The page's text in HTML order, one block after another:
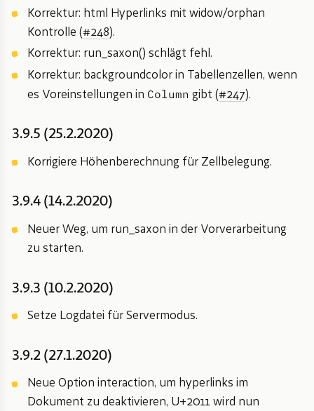
Korrektur: html Hyperlinks mit widow/orphan
Kontrolle (#248).
Korrektur: run_saxon() schlägt fehl.
Korrektur: backgroundcolor in Tabellenzellen, wenn
es Voreinstellungen in Column gibt (#247).
3.9.5 (25.2.2020)
Korrigiere Höhenberechnung für Zellbelegung.
3.9.4 (14.2.2020)
Neuer Weg, um run_saxon in der Vorverarbeitung
zu starten.
3.9.3 (10.2.2020)
Setze Logdatei für Servermodus.
3.9.2 (27.1.2020)
Neue Option interaction, um hyperlinks im
Dokument zu deaktivieren, U+2011 wird nun